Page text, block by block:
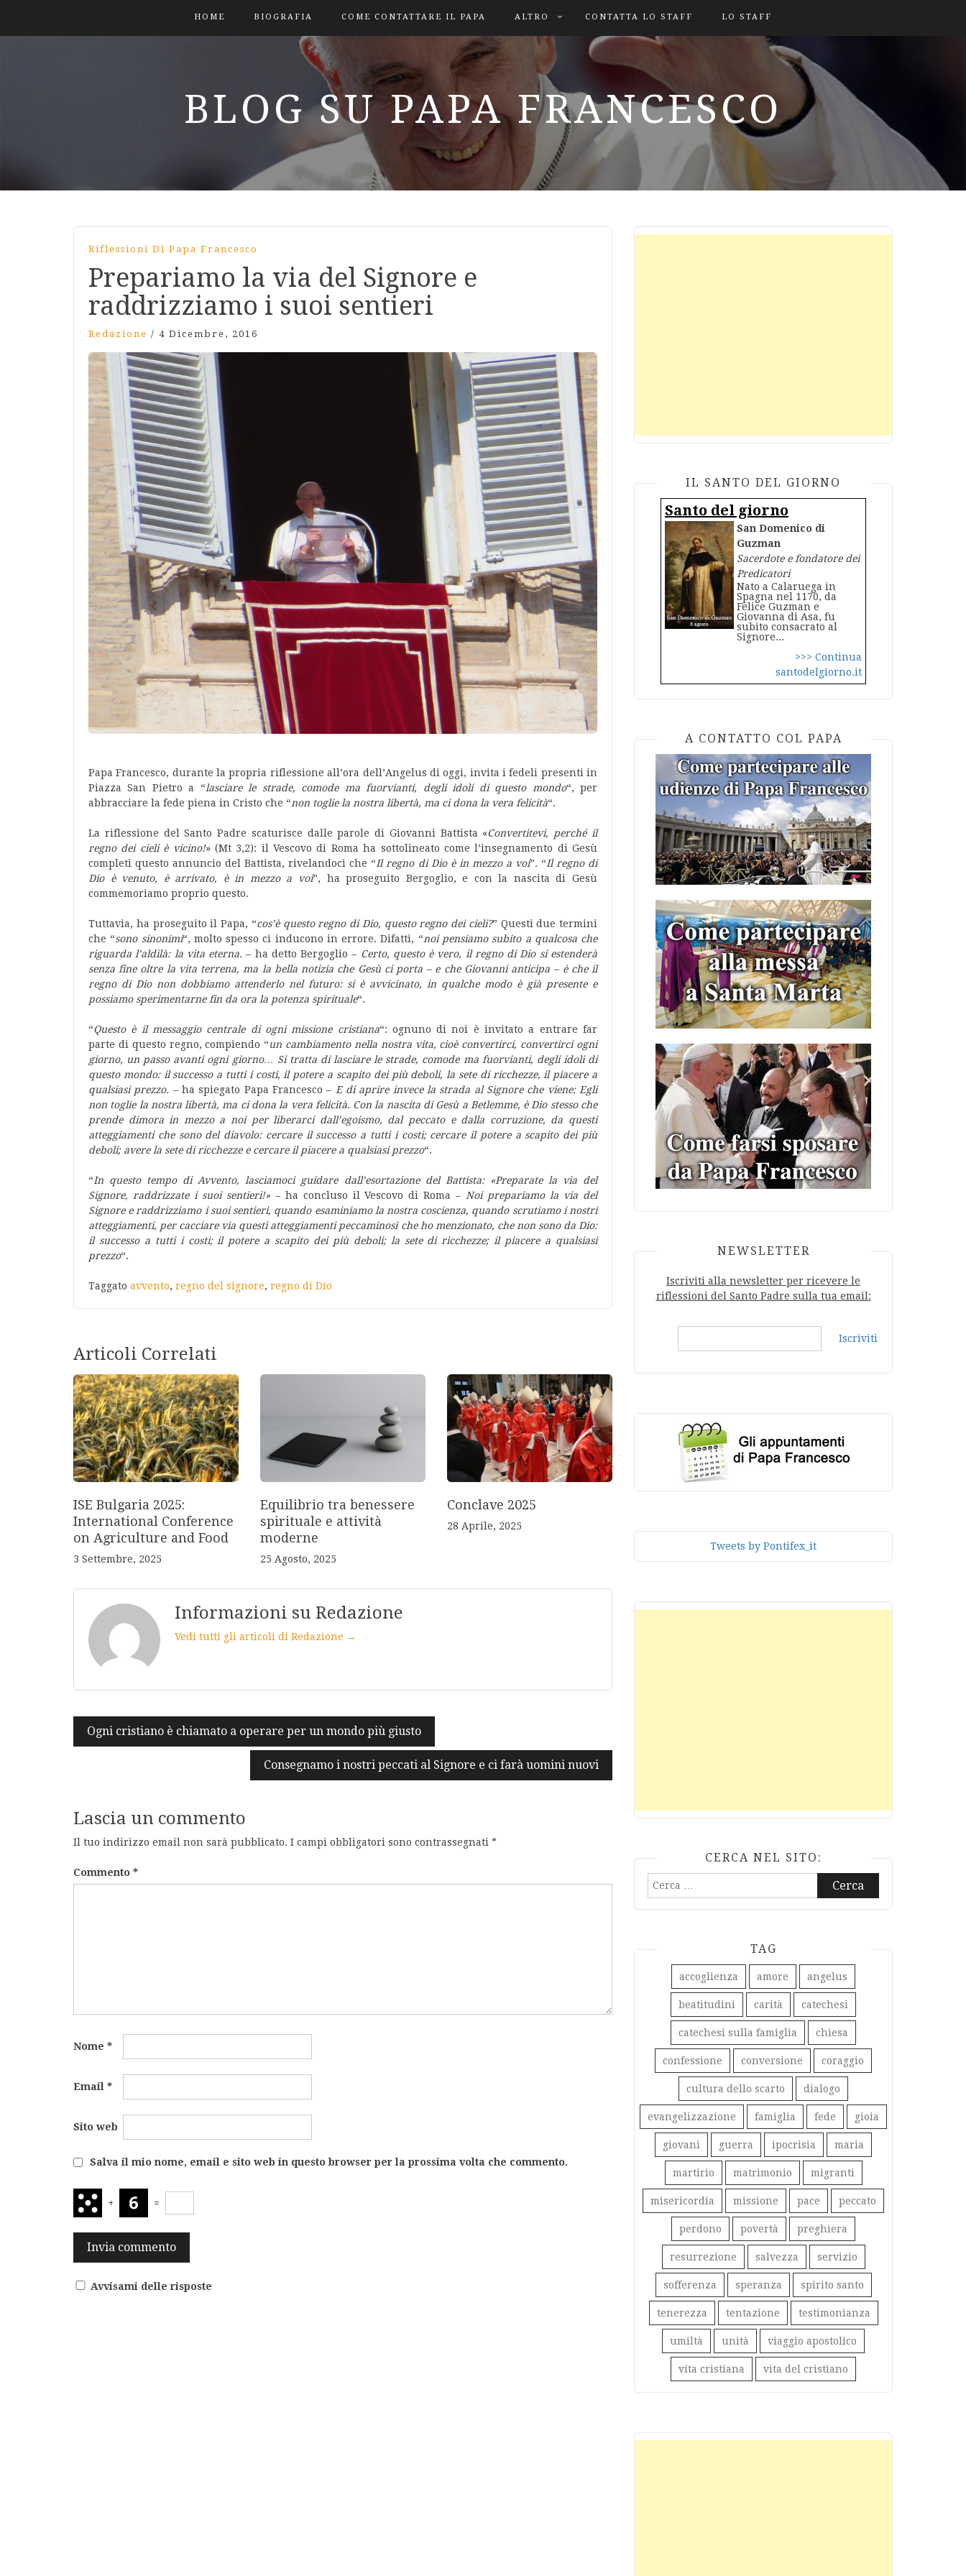
HOME BIOGRAFIA COME CONTATTARE IL PAPA ALTRO CONTATTA LO STAFF LO STAFF
BLOG SU PAPA FRANCESCO
Riflessioni Di Papa Francesco
Prepariamo la via del Signore e
raddrizziamo i suoi sentieri
Redazione / 4 Dicembre, 2016
Papa Francesco, durante la propria riflessione all’ora dell’Angelus di oggi, invita i fedeli presenti in
Piazza San Pietro a “lasciare le strade, comode ma fuorvianti, degli idoli di questo mondo“, per
abbracciare la fede piena in Cristo che “non toglie la nostra libertà, ma ci dona la vera felicità“.
La riflessione del Santo Padre scaturisce dalle parole di Giovanni Battista «Convertitevi, perché il
regno dei cieli è vicino!» (Mt 3,2): il Vescovo di Roma ha sottolineato come l’insegnamento di Gesù
completi questo annuncio del Battista, rivelandoci che “Il regno di Dio è in mezzo a voi”. “Il regno di
Dio è venuto, è arrivato, è in mezzo a voi”, ha proseguito Bergoglio, e con la nascita di Gesù
commemoriamo proprio questo.
Tuttavia, ha proseguito il Papa, “cos’è questo regno di Dio, questo regno dei cieli?” Questi due termini
che “sono sinonimi“, molto spesso ci inducono in errore. Difatti, “noi pensiamo subito a qualcosa che
riguarda l’aldilà: la vita eterna. – ha detto Bergoglio – Certo, questo è vero, il regno di Dio si estenderà
senza fine oltre la vita terrena, ma la bella notizia che Gesù ci porta – e che Giovanni anticipa – è che il
regno di Dio non dobbiamo attenderlo nel futuro: si è avvicinato, in qualche modo è già presente e
possiamo sperimentarne fin da ora la potenza spirituale“.
“Questo è il messaggio centrale di ogni missione cristiana“: ognuno di noi è invitato a entrare far
parte di questo regno, compiendo “un cambiamento nella nostra vita, cioè convertirci, convertirci ogni
giorno, un passo avanti ogni giorno… Si tratta di lasciare le strade, comode ma fuorvianti, degli idoli di
questo mondo: il successo a tutti i costi, il potere a scapito dei più deboli, la sete di ricchezze, il piacere a
qualsiasi prezzo. – ha spiegato Papa Francesco – E di aprire invece la strada al Signore che viene: Egli
non toglie la nostra libertà, ma ci dona la vera felicità. Con la nascita di Gesù a Betlemme, è Dio stesso che
prende dimora in mezzo a noi per liberarci dall’egoismo, dal peccato e dalla corruzione, da questi
atteggiamenti che sono del diavolo: cercare il successo a tutti i costi; cercare il potere a scapito dei più
deboli; avere la sete di ricchezze e cercare il piacere a qualsiasi prezzo“.
“In questo tempo di Avvento, lasciamoci guidare dall’esortazione del Battista: «Preparate la via del
Signore, raddrizzate i suoi sentieri!»– ha concluso il Vescovo di Roma – Noi prepariamo la via del
Signore e raddrizziamo i suoi sentieri, quando esaminiamo la nostra coscienza, quando scrutiamo i nostri
atteggiamenti, per cacciare via questi atteggiamenti peccaminosi che ho menzionato, che non sono da Dio:
il successo a tutti i costi; il potere a scapito dei più deboli; la sete di ricchezze; il piacere a qualsiasi
prezzo“.
Taggato avvento, regno del signore, regno di Dio
Articoli Correlati
ISE Bulgaria 2025:
International Conference
on Agriculture and Food
3 Settembre, 2025
Equilibrio tra benessere
spirituale e attività
moderne
25 Agosto, 2025
Conclave 2025
28 Aprile, 2025
Informazioni su Redazione
Vedi tutti gli articoli di Redazione →
Navigazione
articoli
Ogni cristiano è chiamato a operare per un mondo più giusto
Consegnamo i nostri peccati al Signore e ci farà uomini nuovi
Lascia un commento
Il tuo indirizzo email non sarà pubblicato. I campi obbligatori sono contrassegnati *
Commento *
Nome *
Email *
Sito web
Salva il mio nome, email e sito web in questo browser per la prossima volta che commento.
+ =
Avvisami delle risposte
IL SANTO DEL GIORNO
Santo del giorno
San Domenico di
Guzman
Sacerdote e fondatore dei
Predicatori
Nato a Calaruega in
Spagna nel 1170, da
Felice Guzman e
Giovanna di Asa, fu
subito consacrato al
Signore...
>>> Continua
santodelgiorno.it
A CONTATTO COL PAPA
NEWSLETTER
Iscriviti alla newsletter per ricevere le
riflessioni del Santo Padre sulla tua email:
Iscriviti
Tweets by Pontifex_it
CERCA NEL SITO:
Ricerca
TAG
accoglienza amore angelus
beatitudini carità catechesi
catechesi sulla famiglia chiesa
confessione conversione coraggio
cultura dello scarto dialogo
evangelizzazione famiglia fede gioia
giovani guerra ipocrisia maria
martirio matrimonio migranti
misericordia missione pace peccato
perdono povertà preghiera
resurrezione salvezza servizio
sofferenza speranza spirito santo
tenerezza tentazione testimonianza
umiltà unità viaggio apostolico
vita cristiana vita del cristiano